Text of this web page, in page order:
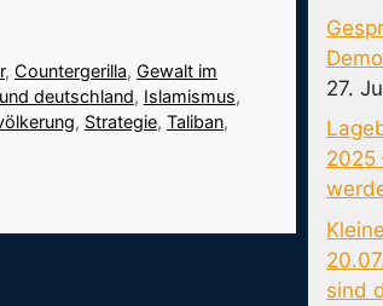
, Countergerilla, Gewalt im
deutschland, Islamismus,
, Strategie, Taliban,
27.
2025
sind